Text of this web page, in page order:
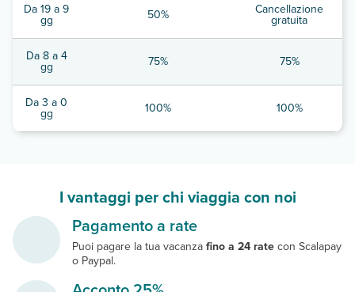
Da 19 a 9
gg 50% Cancellazione
gratuita
Da 8 a 4
gg 75% 75%
Da 3 a 0
gg 100% 100%
I vantaggi per chi viaggia con noi
Pagamento a rate
Puoi pagare la tua vacanza fino a 24 rate con Scalapay
o Paypal.